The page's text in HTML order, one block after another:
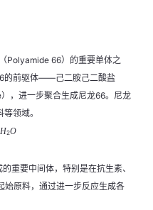
Polyamide 66）的重要单体之
的前驱体——己二胺己二酸盐
，进一步聚合生成尼龙66。尼龙
领域。
H2O
重要中间体，特别是在抗生素、
始原料，通过进一步反应生成各